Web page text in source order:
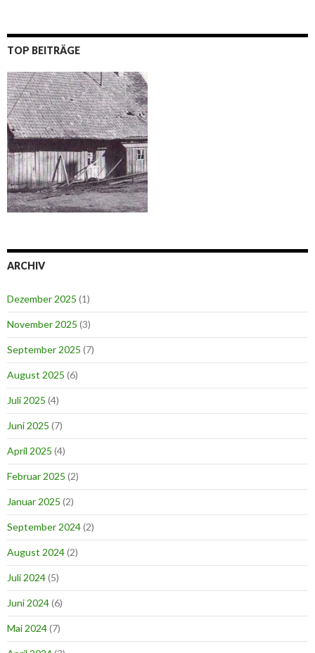
TOP BEITRÄGE
ARCHIV
Dezember 2025 (1)
November 2025 (3)
September 2025 (7)
August 2025 (6)
Juli 2025 (4)
Juni 2025 (7)
April 2025 (4)
Februar 2025 (2)
Januar 2025 (2)
September 2024(2)
August 2024(2)
Juli 2024(5)
Juni 2024(6)
Mai 2024(7)